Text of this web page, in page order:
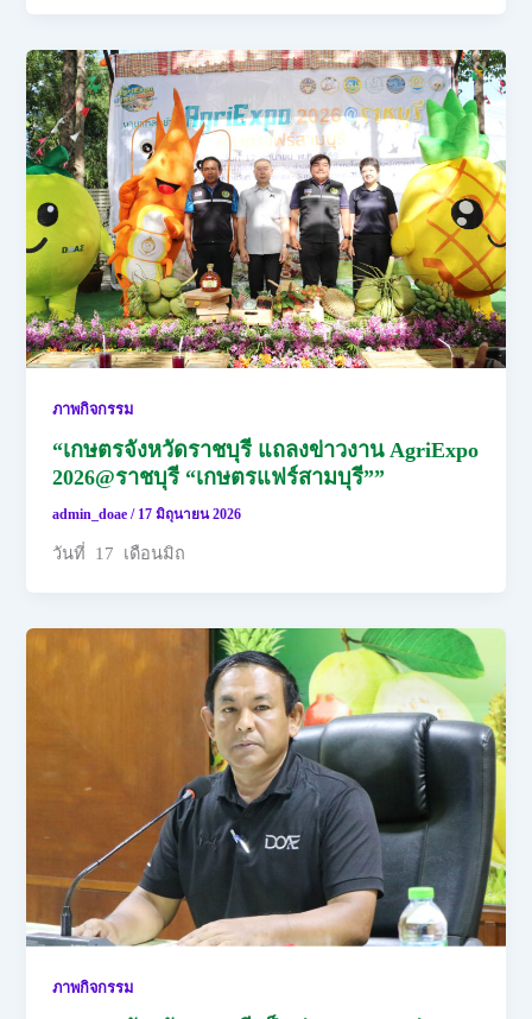
ภาพกิจกรรม
“เกษตรจังหวัดราชบุรี แถลงข่าวงาน AgriExpo
2026@ราชบุรี “เกษตรแฟร์สามบุรี””
admin_doae/ 17 มิถุนายน 2026
วันที่ 17 เดือนมิถ
ภาพกิจกรรม